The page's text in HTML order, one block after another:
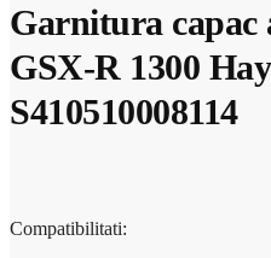
Garnitura capac
GSX-R 1300
S410510008114
Compatibilitati: